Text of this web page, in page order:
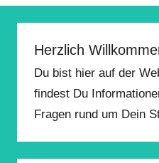
Herzlich
Du bist hier auf der
findest Du
Fragen rund um Dein